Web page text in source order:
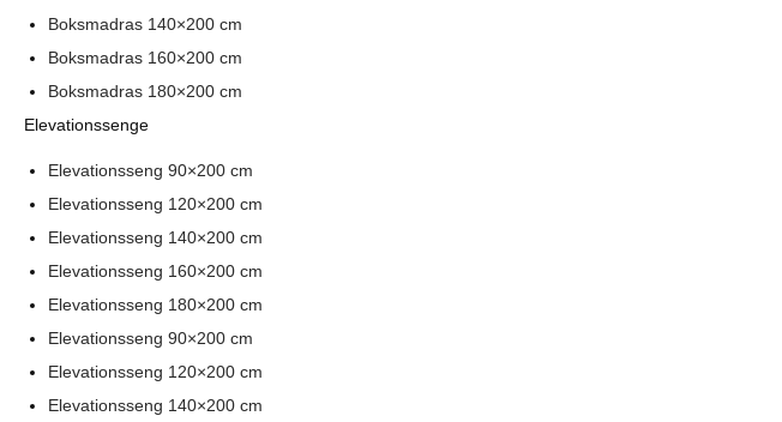
Boksmadras 140×200 cm
Boksmadras 160×200 cm
Boksmadras 180×200 cm
Elevationssenge
Elevationsseng 90×200 cm
Elevationsseng 120×200 cm
Elevationsseng 140×200 cm
Elevationsseng 160×200 cm
Elevationsseng 180×200 cm
Elevationsseng 90×200 cm
Elevationsseng 120×200 cm
Elevationsseng 140×200 cm